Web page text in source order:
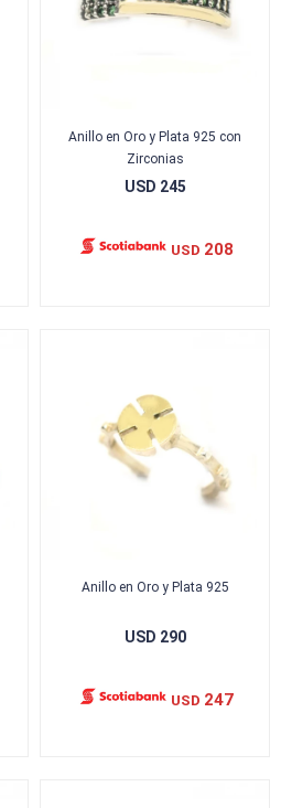
Anillo en Oro y Plata 925 con
Zirconias
USD 245
USD 208
Anillo en Oro y Plata 925
USD 290
USD 247